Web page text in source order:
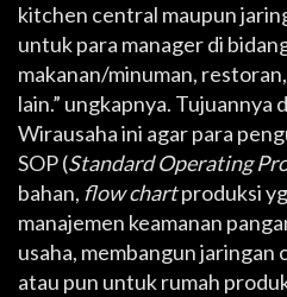
kitchen central maupun
untuk para manager di
makanan/minuman,
lain.” ungkapnya. Tujuannya
Wirausaha ini agar para
SOP (Standard Operating
bahan, flow chartproduksi
manajemen keamanan
usaha, membangun jaringan
atau pun untuk rumah